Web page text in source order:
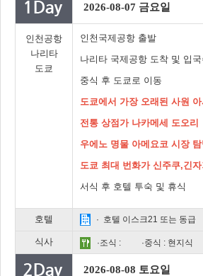
2026-08-07 금요일
인천공항
나리타
도쿄
인천국제공항 출발
나리타 국제공항 도착 및 입국
중식 후 도쿄로 이동
도쿄에서 가장 오래된 사원 아
전통 상점가 나카메세 도오리
우에노 명물 아메요코 시장
도쿄 최대 번화가 신주쿠,긴
서식 후 호텔 투숙 및 휴식
호텔 · 호텔 이스크21 또는 동급
식사 ·조식 : ·중식 : 현지식
2026-08-08 토요일